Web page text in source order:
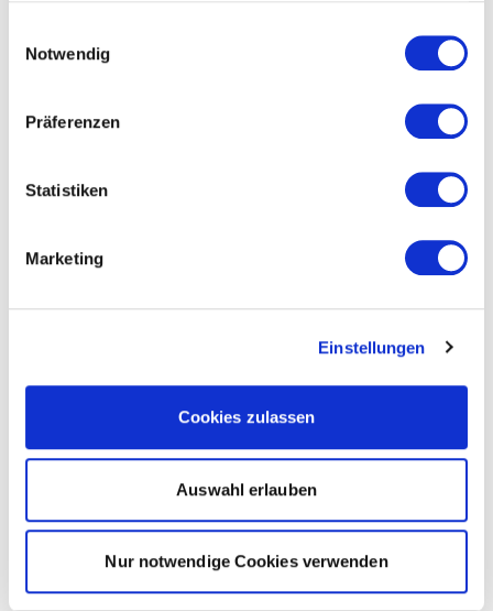
Cookies, wenn Sie unsere Webseite weiterhin nutzen.
Notwendig
Präferenzen
Statistiken
Marketing
Einstellungen
Cookies zulassen
Auswahl erlauben
Nur notwendige Cookies verwenden